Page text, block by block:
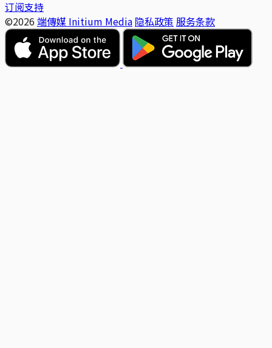
订阅支持
©2026 端傳媒 Initium Media 隐私政策 服务条款